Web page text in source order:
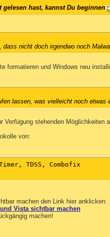
hast, kannst Du beginnen
nicht doch irgendwo noch
formatieren und Windows neu
lassen, was vielleicht noch etwas
stehenden Möglichkeiten
von:
TDSS, Combofix
machen den Link hier anklicken:
Vista sichtbar machen
machen!